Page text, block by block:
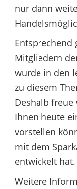
nur dann
Entsprechend
Mitgliedern
wurde in den
zu diesem
Deshalb
Ihnen heute
vorstellen
mit dem
entwickelt hat.
Weitere